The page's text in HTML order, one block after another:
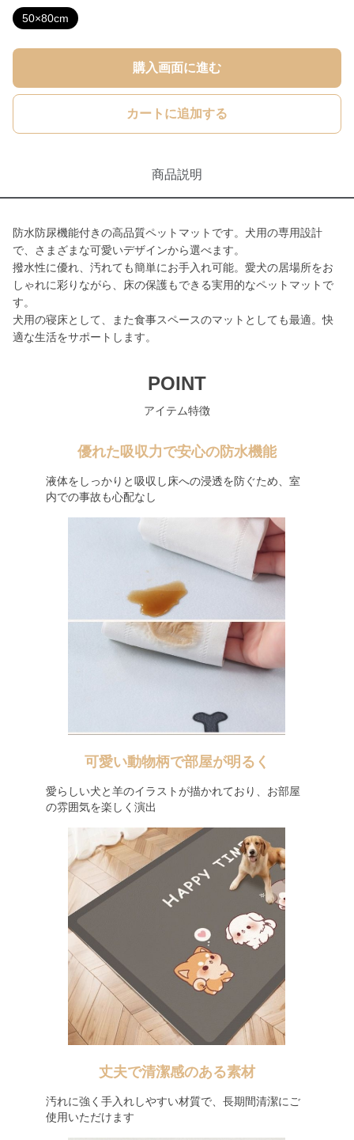
50×80cm
購入画面に進む
カートに追加する
商品説明
防水防尿機能付きの高品質ペットマットです。犬用の専用設計
で、さまざまな可愛いデザインから選べます。
撥水性に優れ、汚れても簡単にお手入れ可能。愛犬の居場所をお
しゃれに彩りながら、床の保護もできる実用的なペットマットで
す。
犬用の寝床として、また食事スペースのマットとしても最適。快
適な生活をサポートします。
POINT
アイテム特徴
優れた吸収力で安心の防水機能
液体をしっかりと吸収し床への浸透を防ぐため、室
内での事故も心配なし
可愛い動物柄で部屋が明るく
愛らしい犬と羊のイラストが描かれており、お部屋
の雰囲気を楽しく演出
丈夫で清潔感のある素材
汚れに強く手入れしやすい材質で、長期間清潔にご
使用いただけます